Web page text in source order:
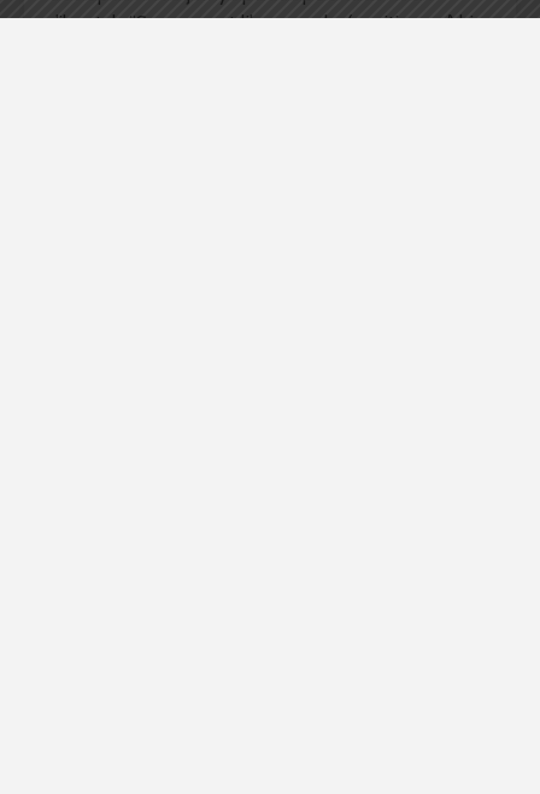
dibentuk. “Supaya saat libur mereka (panitia—red) bisa